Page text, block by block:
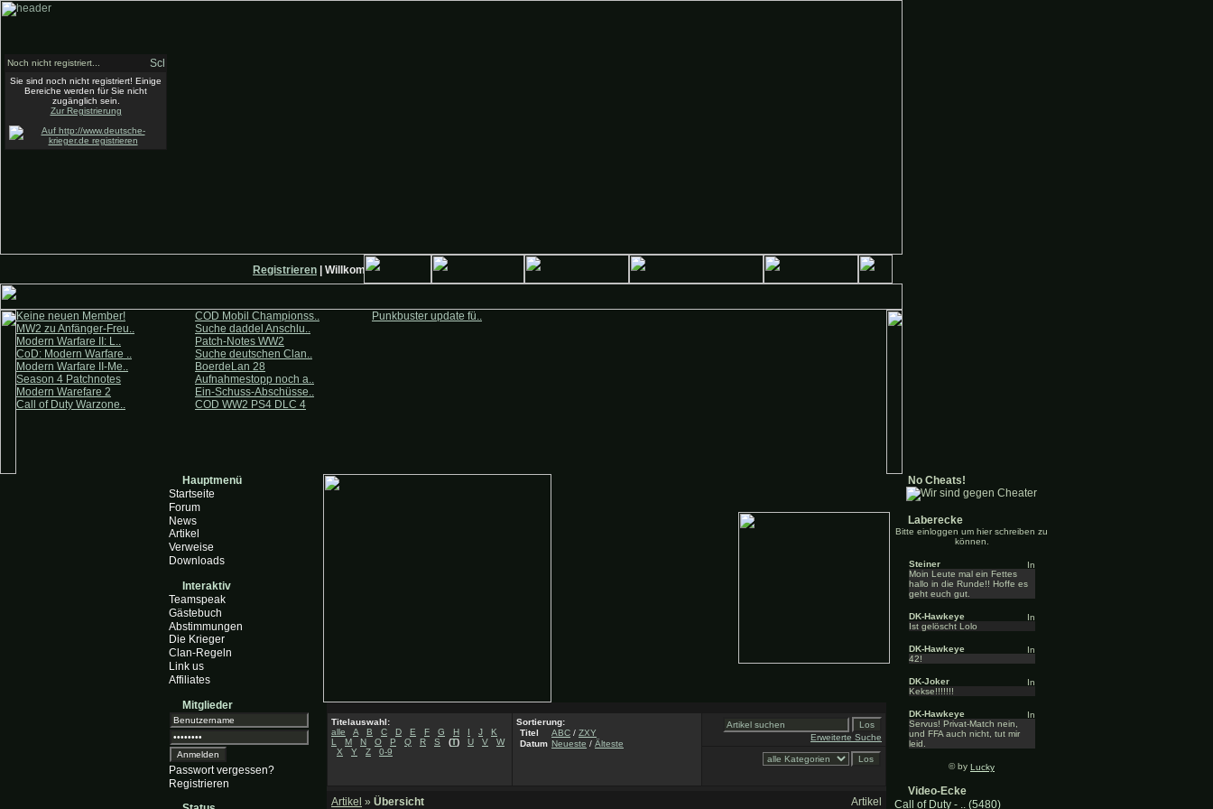
Registrieren| Willkommen auf Deutsche-Krieger.de
Keine neuen Member!
MW2 zu Anfänger-Freu..
Modern Warfare II: L..
CoD: Modern Warfare ..
Modern Warfare II-Me..
Season 4 Patchnotes
Modern Warefare 2
Call of Duty Warzone..
COD Mobil Championss..
Suche daddel Anschlu..
Patch-Notes WW2
Suche deutschen Clan..
BoerdeLan 28
Aufnahmestopp noch a..
Ein-Schuss-Abschüsse..
COD WW2 PS4 DLC 4
Punkbuster update fü..
Hauptmenü
Startseite
Forum
News
Artikel
Verweise
Downloads
Interaktiv
Teamspeak
Gästebuch
Abstimmungen
Die Krieger
Clan-Regeln
Link us
Affiliates
Mitglieder
Passwort vergessen?
Registrieren
Titelauswahl:
alle
A B C D E F G H I J
K
L
M N O P Q R S (T) U V
W
X
Y Z 0-9
Sortierung:
Titel
ABC / ZXY
Datum Neueste / Älteste
Erweiterte Suche
Artikel » Übersicht Artikel
No Cheats!
Laberecke
Bitte einloggen um hier schreiben zu
können.
Steiner
Moin Leute mal ein Fettes
hallo in die Runde!! Hoffe es
geht euch gut.
DK-Hawkeye
Ist gelöscht Lolo
DK-Hawkeye
42!
DK-Joker
Kekse!!!!!!!
DK-Hawkeye
Servus! Privat-Match nein,
und FFA auch nicht, tut mir
leid.
© by Lucky
Video-Ecke
Call of Duty - .. (5480)
Noch nicht registriert...
Sie sind noch nicht registriert! Einige
Bereiche werden für Sie nicht
zugänglich sein.
Zur Registrierung